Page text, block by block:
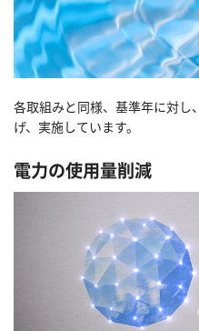
各取組みと同様、基準年に対し
げ、実施しています。
電力の使用量削減